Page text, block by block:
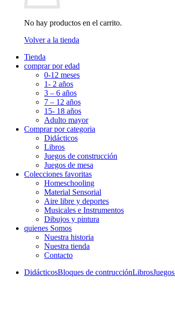
No hay productos en el carrito.
Volver a la tienda
Tienda
comprar por edad
0-12 meses
1- 2 años
3 – 6 años
7 – 12 años
15- 18 años
Adulto mayor
Comprar por categoria
Didácticos
Libros
Juegos de construcción
Juegos de mesa
Colecciones favoritas
Homeschooling
Material Sensorial
Aire libre y deportes
Musicales e Instrumentos
Dibujos y pintura
quienes Somos
Nuestra historia
Nuestra tienda
Contacto
DidácticosBloques de contrucciónLibros